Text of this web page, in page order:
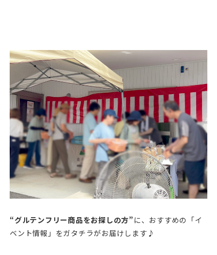
“グルテンフリー商品をお探しの方”に、おすすめの「イ
ベント情報」をガタチラがお届けします♪